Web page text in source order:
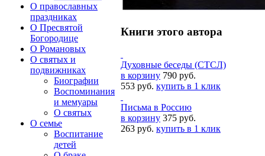
О православных
праздниках
О Пресвятой
Богородице
О Романовых
О святых и
подвижниках
Биографии
Воспоминания
и мемуары
О святых
О семье
Воспитание
детей
Книги этого автора
Духовные беседы (СТСЛ)
в корзину 790 руб.
553 руб. купить в 1 клик
Письма в Россию
в корзину 375 руб.
263 руб. купить в 1 клик